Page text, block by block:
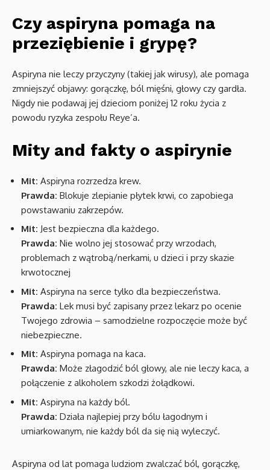
Czy aspiryna pomaga na
przeziębienie i grypę?
Aspiryna nie leczy przyczyny (takiej jak wirusy), ale pomaga
zmniejszyć objawy: gorączkę, ból mięśni, głowy czy gardła.
Nigdy nie podawaj jej dzieciom poniżej 12 roku życia z
powodu ryzyka zespołu Reye’a.
Mity and fakty o aspirynie
Mit: Aspiryna rozrzedza krew.
Prawda: Blokuje zlepianie płytek krwi, co zapobiega
powstawaniu zakrzepów.
Mit: Jest bezpieczna dla każdego.
Prawda: Nie wolno jej stosować przy wrzodach,
problemach z wątrobą/nerkami, u dzieci i przy skazie
krwotocznej
Mit: Aspiryna na serce tylko dla bezpieczeństwa.
Prawda: Lek musi być zapisany przez lekarz po ocenie
Twojego zdrowia – samodzielne rozpoczęcie może być
niebezpieczne.
Mit: Aspiryna pomaga na kaca.
Prawda: Może złagodzić ból głowy, ale nie leczy kaca, a
połączenie z alkoholem szkodzi żołądkowi.
Mit: Aspiryna na każdy ból.
Prawda: Działa najlepiej przy bólu łagodnym i
umiarkowanym, nie każdy ból da się nią wyleczyć.
Aspiryna od lat pomaga ludziom zwalczać ból, gorączkę,